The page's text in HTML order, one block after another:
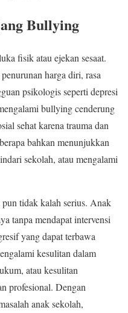
Bullying
fisik atau ejekan sesaat.
harga diri, rasa
psikologis seperti depresi
bullying cenderung
sehat karena trauma dan
bahkan menunjukkan
sekolah, atau mengalami
tidak kalah serius. Anak
tanpa mendapat intervensi
yang dapat terbawa
kesulitan dalam
atau kesulitan
profesional. Dengan
anak sekolah,